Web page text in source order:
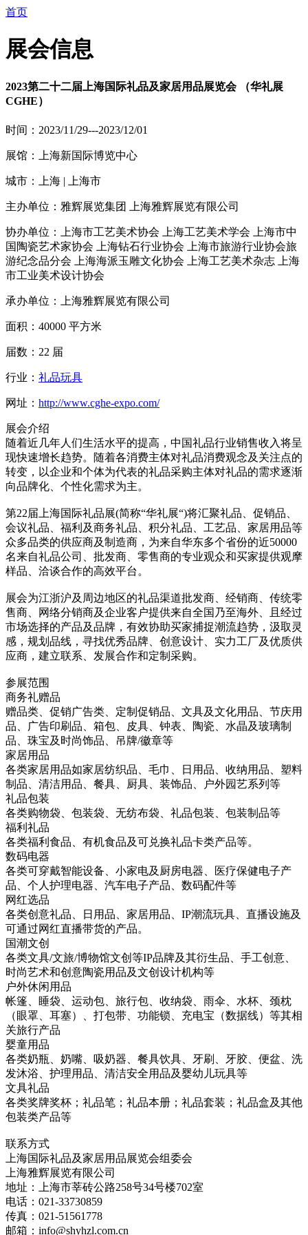
首页
展会信息
2023第二十二届上海国际礼品及家居用品展览会 （华礼展
CGHE）
时间：2023/11/29---2023/12/01
展馆：上海新国际博览中心
城市：上海 | 上海市
主办单位：雅辉展览集团 上海雅辉展览有限公司
协办单位：上海市工艺美术协会 上海工艺美术学会 上海市中
国陶瓷艺术家协会 上海钻石行业协会 上海市旅游行业协会旅
游纪念品分会 上海海派玉雕文化协会 上海工艺美术杂志 上海
市工业美术设计协会
承办单位：上海雅辉展览有限公司
面积：40000 平方米
届数：22 届
行业： 礼品玩具
网址： http://www.cghe-expo.com/
展会介绍
随着近几年人们生活水平的提高，中国礼品行业销售收入将呈
现快速增长趋势。随着各消费主体对礼品消费观念及关注点的
转变，以企业和个体为代表的礼品采购主体对礼品的需求逐渐
向品牌化、个性化需求为主。
第22届上海国际礼品展(简称“华礼展“)将汇聚礼品、促销品、
会议礼品、福利及商务礼品、积分礼品、工艺品、家居用品等
众多品类的供应商及制造商，为来自华东多个省份的近50000
名来自礼品公司、批发商、零售商的专业观众和买家提供观摩
样品、洽谈合作的高效平台。
展会为江浙沪及周边地区的礼品渠道批发商、经销商、传统零
售商、网络分销商及企业客户提供来自全国乃至海外、且经过
市场选择的产品及品牌，有效协助买家捕捉潮流趋势，汲取灵
感，规划品线，寻找优秀品牌、创意设计、实力工厂及优质供
应商，建立联系、发展合作和定制采购。
参展范围
商务礼赠品
赠品类、促销广告类、定制促销品、文具及文化用品、节庆用
品、广告印刷品、箱包、皮具、钟表、陶瓷、水晶及玻璃制
品、珠宝及时尚饰品、吊牌/徽章等
家居用品
各类家居用品如家居纺织品、毛巾、日用品、收纳用品、塑料
制品、清洁用品、餐具、厨具、装饰品、户外园艺系列等
礼品包装
各类购物袋、包装袋、无纺布袋、礼品包装、包装制品等
福利礼品
各类福利食品、有机食品及可兑换礼品卡类产品等。
数码电器
各类可穿戴智能设备、小家电及厨房电器、医疗保健电子产
品、个人护理电器、汽车电子产品、数码配件等
网红选品
各类创意礼品、日用品、家居用品、IP潮流玩具、直播设施及
可通过网红直播带货的产品。
国潮文创
各类文具/文旅/博物馆文创等IP品牌及其衍生品、手工创意、
时尚艺术和创意陶瓷用品及文创设计机构等
户外休闲用品
帐篷、睡袋、运动包、旅行包、收纳袋、雨伞、水杯、颈枕
（眼罩、耳塞）、打包带、功能锁、充电宝（数据线）等其相
关旅行产品
婴童用品
各类奶瓶、奶嘴、吸奶器、餐具饮具、牙刷、牙胶、便盆、洗
发沐浴、护理用品、清洁安全用品及婴幼儿玩具等
文具礼品
各类奖牌奖杯；礼品笔；礼品本册；礼品套装；礼品盒及其他
包装类产品等
联系方式
上海国际礼品及家居用品展览会组委会
上海雅辉展览有限公司
地址：上海市莘砖公路258号34号楼702室
电话：021-33730859
传真：021-51561778
邮箱：info@shyhzl.com.cn